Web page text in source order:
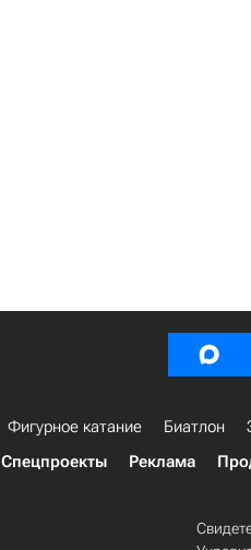
Фигурное катание Биатлон
Спецпроекты
Реклама